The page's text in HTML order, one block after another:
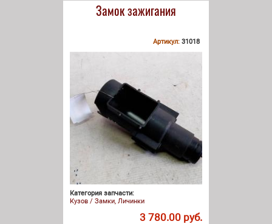
Замок зажигания
Артикул: 31018
Категория запчасти:
Кузов / Замки, Личинки
3 780.00 руб.